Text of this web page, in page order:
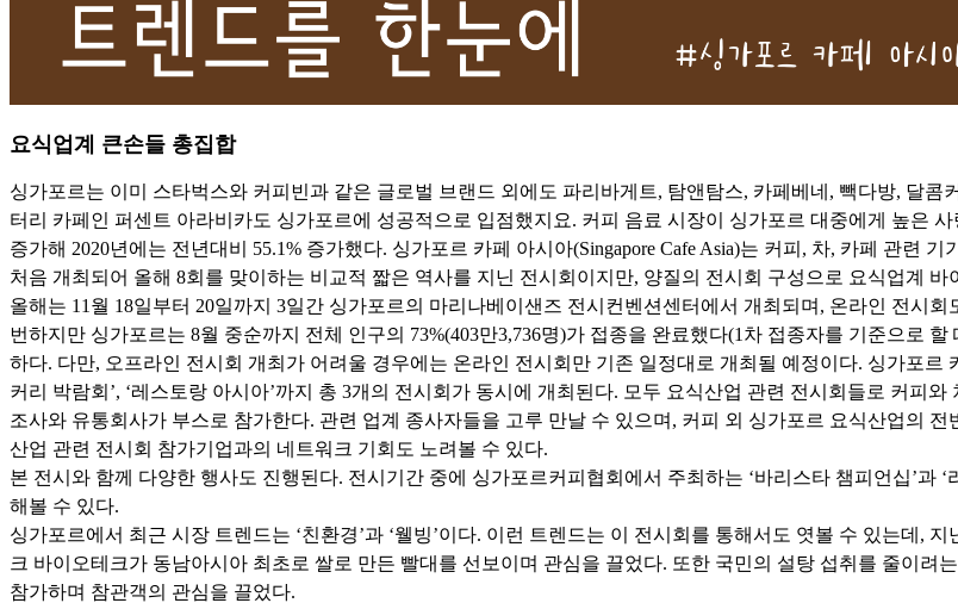
요식업계 큰손들 총집합
싱가포르는 이미 스타벅스와 커피빈과 같은 글로벌 브랜드 외에도 파리바게트, 탐앤탐스, 카페베네, 빽다방, 달
터리 카페인 퍼센트 아라비카도 싱가포르에 성공적으로 입점했지요. 커피 음료 시장이 싱가포르 대중에게 높은
증가해 2020년에는 전년대비 55.1% 증가했다. 싱가포르 카페 아시아(Singapore Cafe Asia)는 커피, 차, 카페 관련
처음 개최되어 올해 8회를 맞이하는 비교적 짧은 역사를 지닌 전시회이지만, 양질의 전시회 구성으로 요식업계 바
올해는 11월 18일부터 20일까지 3일간 싱가포르의 마리나베이샌즈 전시컨벤션센터에서 개최되며, 온라인 전시
번하지만 싱가포르는 8월 중순까지 전체 인구의 73%(403만3,736명)가 접종을 완료했다(1차 접종자를 기준으로
하다. 다만, 오프라인 전시회 개최가 어려울 경우에는 온라인 전시회만 기존 일정대로 개최될 예정이다. 싱가포르
커리 박람회’, ‘레스토랑 아시아’까지 총 3개의 전시회가 동시에 개최된다. 모두 요식산업 관련 전시회들로 커피
조사와 유통회사가 부스로 참가한다. 관련 업계 종사자들을 고루 만날 수 있으며, 커피 외 싱가포르 요식산업의
산업 관련 전시회 참가기업과의 네트워크 기회도 노려볼 수 있다.
본 전시와 함께 다양한 행사도 진행된다. 전시기간 중에 싱가포르커피협회에서 주최하는 ‘바리스타 챔피언십’과
해볼 수 있다.
싱가포르에서 최근 시장 트렌드는 ‘친환경’과 ‘웰빙’이다. 이런 트렌드는 이 전시회를 통해서도 엿볼 수 있는데,
크 바이오테크가 동남아시아 최초로 쌀로 만든 빨대를 선보이며 관심을 끌었다. 또한 국민의 설탕 섭취를 줄이려
참가하며 참관객의 관심을 끌었다.